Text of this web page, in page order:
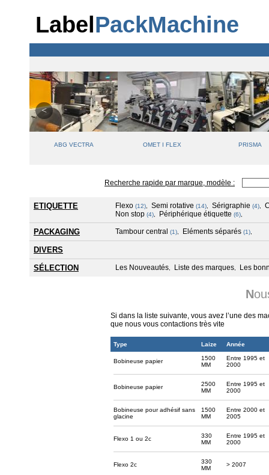
Label PackMachine
ABG VECTRA OMET I FLEX PRISMA
Recherche rapide par marque, modèle :
ETIQUETTE Flexo (12) Semi rotative (14) Sérigraphie (4)
Non stop (4) Périphérique étiquette (6)
PACKAGING Tambour central (1) Eléments séparés (1)
DIVERS
SÉLECTION
Les Nouveautés Liste des marques Les
N
Si dans la liste suivante, vous avez l’une des
que nous vous contactions très vite
Type Laize Année
Bobineuse papier
1500
MM
Entre 1995 et
2000
Bobineuse papier
2500
MM
Entre 1995 et
2000
Bobineuse pour adhésif sans
glacine
1500
MM
Entre 2000 et
2005
Flexo 1 ou 2c
330
MM
Entre 1995 et
2000
Flexo 2c
330
MM
> 2007